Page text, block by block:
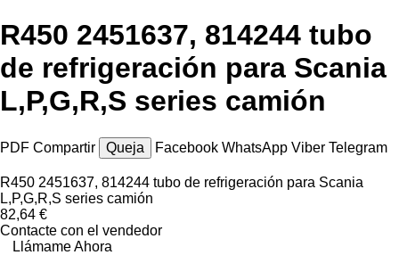
R450 2451637, 814244 tubo
de refrigeración para Scania
L,P,G,R,S series camión
PDF Compartir Queja Facebook WhatsApp Viber Telegram
R450 2451637, 814244 tubo de refrigeración para Scania
L,P,G,R,S series camión
82,64 €
Contacte con el vendedor
Llámame Ahora